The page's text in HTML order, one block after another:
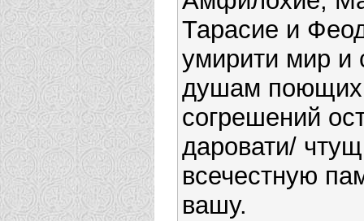
Тарасие и
умирити мир и
душам поющих
согрешений
даровати/
всечестную
вашу.